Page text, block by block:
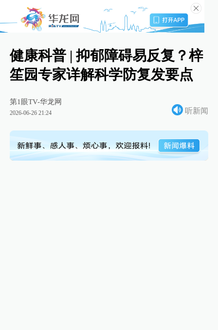
健康科普 | 抑郁障碍易反复？梓
笙园专家详解科学防复发要点
第1眼TV-华龙网
2026-06-26 21:24 听新闻